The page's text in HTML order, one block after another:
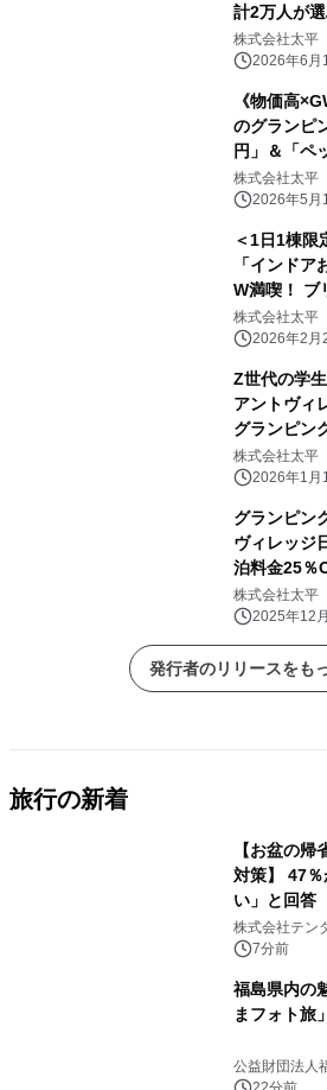
計2万人が
リアントヴ
季プランを
株式会社太平
2026年6月
《物価高
のグランピ
円」＆「ペ
ンペーンを
株式会社太平
2026年5月
＜1日1棟限
「インド
W満喫！ ブ
光、春限定
スタート
株式会社太平
2026年2月
Z世代の学
アントヴィ
グランピ
3,000円×10
25％OFFも
株式会社太平
2026年1月
グランピン
ヴィレッジ
泊料金25％
ョンナイト
株式会社太平
2025年12
発行者のリリースをも
旅行の新着
【お盆の
対策】 47
い」と回答
め買いキャ
株式会社テン
7分前
福島県内の
まフォト旅
公益財団法人